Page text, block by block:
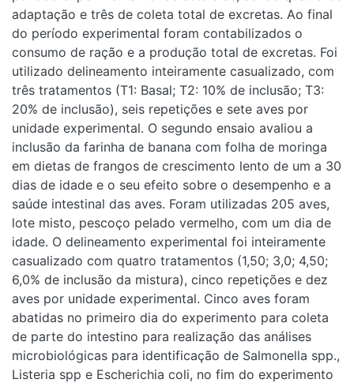
adaptação e três de coleta total de excretas. Ao final
do período experimental foram contabilizados o
consumo de ração e a produção total de excretas. Foi
utilizado delineamento inteiramente casualizado, com
três tratamentos (T1: Basal; T2: 10% de inclusão; T3:
20% de inclusão), seis repetições e sete aves por
unidade experimental. O segundo ensaio avaliou a
inclusão da farinha de banana com folha de moringa
em dietas de frangos de crescimento lento de um a 30
dias de idade e o seu efeito sobre o desempenho e a
saúde intestinal das aves. Foram utilizadas 205 aves,
lote misto, pescoço pelado vermelho, com um dia de
idade. O delineamento experimental foi inteiramente
casualizado com quatro tratamentos (1,50; 3,0; 4,50;
6,0% de inclusão da mistura), cinco repetições e dez
aves por unidade experimental. Cinco aves foram
abatidas no primeiro dia do experimento para coleta
de parte do intestino para realização das análises
microbiológicas para identificação de Salmonella spp.,
Listeria spp e Escherichia coli, no fim do experimento